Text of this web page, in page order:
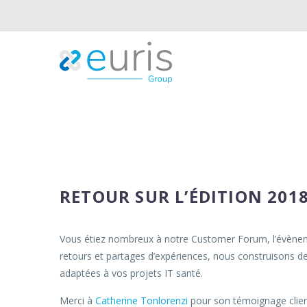
RETOUR SUR L’ÉDITION
Vous étiez nombreux à notre Customer Forum,
retours et partages d’expériences, nous construisons
adaptées à vos projets IT santé.
Merci à Catherine Tonlorenzi pour son témoignage